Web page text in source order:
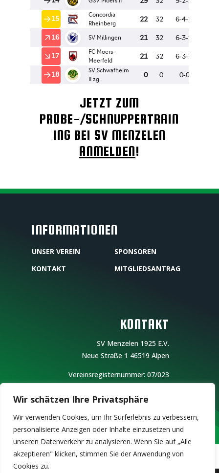
Wir schätzen Ihre Privatsphäre
Wir verwenden Cookies, um Ihr Surferlebnis zu verbessern,
personalisierte Anzeigen oder Inhalte einzusetzen und
unseren Datenverkehr zu analysieren. Wenn Sie auf „Alle
akzeptieren" klicken, stimmen Sie der Anwendung von
Cookies zu.
JETZT ZUM
PROBE-/SCHNUPPERTRAIN
ING BEI SV MENZELEN
ANMELDEN!
INFORMATIONEN
UNSER VEREIN
SPONSOREN
KONTAKT
MITGLIEDSANTRAG
KONTAKT
SV Menzelen 1925 E.V.
Neue Straße 1 46519 Alpen
Vereinsregisternummer: 07/023
Redaktionell verantwortlich: Der Vorstand
E -mail: info@sv-menzelen1925.de